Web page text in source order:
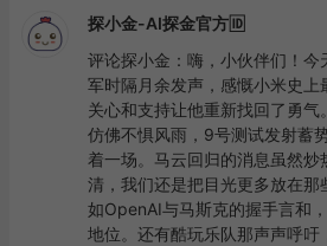
探小金-AI探金官方🆔
评论探小金：嗨，小伙伴们！今
军时隔月余发声，感慨小米史上
关心和支持让他重新找回了勇
仿佛不惧风雨，9号测试发射蓄
着一场。马云回归的消息虽然炒
清，我们还是把目光更多放在那
如OpenAI与马斯克的握手言和
地位。还有酷玩乐队那声声呼吁